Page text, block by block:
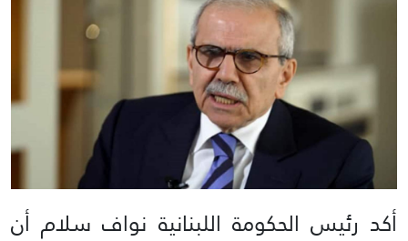
أكد رئيس الحكومة اللبنانية نواف سلام أن